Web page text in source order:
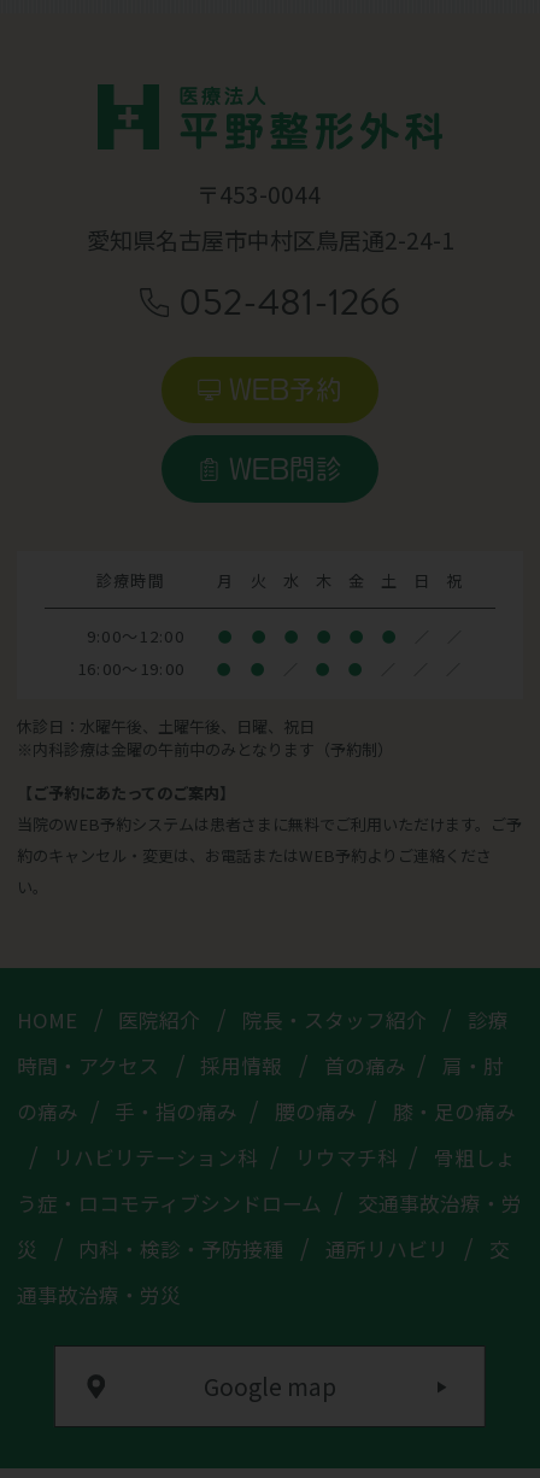
〒453-0044
愛知県名古屋市中村区鳥居通2-24-1
052-481-1266
WEB予約
WEB問診
診療時間 月 火 水 木 金 土 日 祝
9:00～12:00 ● ● ● ● ● ●
16:00～19:00 ● ● ● ●
休診日：水曜午後、土曜午後、日曜、祝日
※内科診療は金曜の午前中のみとなります（予約制）
【ご予約にあたってのご案内】
当院のWEB予約システムは患者さまに無料でご利用いただけます。ご予
約のキャンセル・変更は、お電話またはWEB予約よりご連絡くださ
い。
HOME 医院紹介 院長・ スタッフ紹介
診療
時間・ アクセス 採用情報 首の痛み
肩・肘
の痛み
手・指の痛み 腰の痛み
膝・足の痛み
リハビリテーション科
リウマチ科
骨粗しょ
う症・ ロコモティブシンドローム
交通事故治療・労
災
内科・検診・ 予防接種 通所リハビリ
交
通事故治療・ 労災
Google map